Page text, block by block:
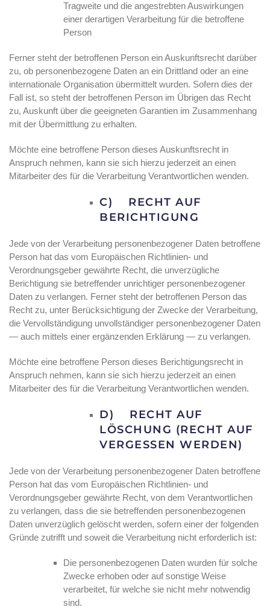
Tragweite und die angestrebten Auswirkungen
einer derartigen Verarbeitung für die betroffene
Person
Ferner steht der betroffenen Person ein Auskunftsrecht darüber
zu, ob personenbezogene Daten an ein Drittland oder an eine
internationale Organisation übermittelt wurden. Sofern dies der
Fall ist, so steht der betroffenen Person im Übrigen das Recht
zu, Auskunft über die geeigneten Garantien im Zusammenhang
mit der Übermittlung zu erhalten.
Möchte eine betroffene Person dieses Auskunftsrecht in
Anspruch nehmen, kann sie sich hierzu jederzeit an einen
Mitarbeiter des für die Verarbeitung Verantwortlichen wenden.
C) RECHT AUF
BERICHTIGUNG
Jede von der Verarbeitung personenbezogener Daten betroffene
Person hat das vom Europäischen Richtlinien- und
Verordnungsgeber gewährte Recht, die unverzügliche
Berichtigung sie betreffender unrichtiger personenbezogener
Daten zu verlangen. Ferner steht der betroffenen Person das
Recht zu, unter Berücksichtigung der Zwecke der Verarbeitung,
die Vervollständigung unvollständiger personenbezogener Daten
— auch mittels einer ergänzenden Erklärung — zu verlangen.
Möchte eine betroffene Person dieses Berichtigungsrecht in
Anspruch nehmen, kann sie sich hierzu jederzeit an einen
Mitarbeiter des für die Verarbeitung Verantwortlichen wenden.
D) RECHT AUF
LÖSCHUNG (RECHT AUF
VERGESSEN WERDEN)
Jede von der Verarbeitung personenbezogener Daten betroffene
Person hat das vom Europäischen Richtlinien- und
Verordnungsgeber gewährte Recht, von dem Verantwortlichen
zu verlangen, dass die sie betreffenden personenbezogenen
Daten unverzüglich gelöscht werden, sofern einer der folgenden
Gründe zutrifft und soweit die Verarbeitung nicht erforderlich ist:
Die personenbezogenen Daten wurden für solche
Zwecke erhoben oder auf sonstige Weise
verarbeitet, für welche sie nicht mehr notwendig
sind.